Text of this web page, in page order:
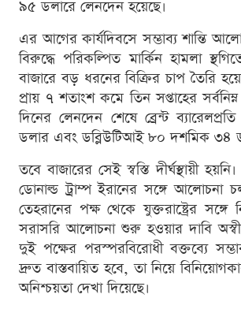
৯৫ ডলারে লেনদেন হয়েছে।
এর আগের কার্যদিবসে সম্ভাব্য শান্তি
বিরুদ্ধে পরিকল্পিত মার্কিন হামলা
বাজারে বড় ধরনের বিক্রির চাপ তৈরি
প্রায় ৭ শতাংশ কমে তিন সপ্তাহের সর্বনিম্ন
দিনের লেনদেন শেষে ব্রেন্ট
ডলার এবং ডব্লিউটিআই ৮০ দশমিক ৩৪
তবে বাজারের সেই স্বস্তি দীর্ঘস্থায়ী হয়নি।
ডোনাল্ড ট্রাম্প ইরানের সঙ্গে আলোচনা
তেহরানের পক্ষ থেকে যুক্তরাষ্ট্রের সঙ্গে
সরাসরি আলোচনা শুরু হওয়ার দাবি
দুই পক্ষের পরস্পরবিরোধী বক্তব্যে
দ্রুত বাস্তবায়িত হবে, তা নিয়ে
অনিশ্চয়তা দেখা দিয়েছে।